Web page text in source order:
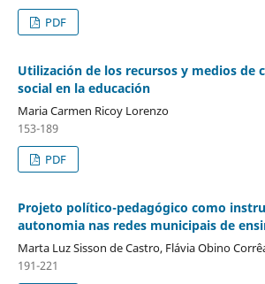
PDF
Utilización de los recursos y medios de
social en la educación
Maria Carmen Ricoy Lorenzo
153-189
PDF
Projeto político-pedagógico como
autonomia nas redes municipais de
Marta Luz Sisson de Castro, Flávia Obino
191-221